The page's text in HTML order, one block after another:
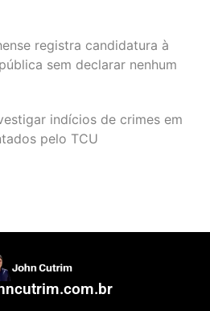
registra candidatura à
sem declarar nenhum
indícios de crimes em
pelo TCU